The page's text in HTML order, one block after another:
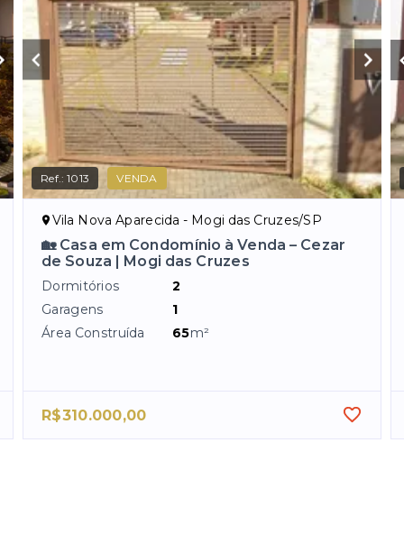
Ref.:1013 VENDA
Vila Nova Aparecida - Mogi das Cruzes/SP
🏡 Casa em Condomínio à Venda – Cezar
de Souza | Mogi das Cruzes
Dormitórios
2
Garagens
1
Área Construída
65m²
R$310.000,00